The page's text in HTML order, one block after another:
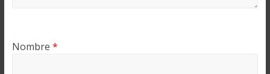
Nombre *